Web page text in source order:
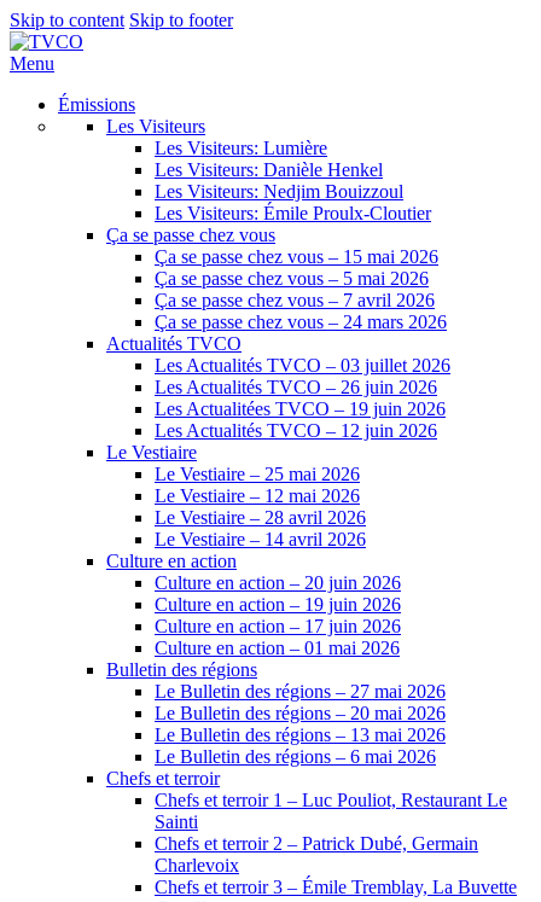
Skip to content Skip to footer
Menu
Émissions
Les Visiteurs
Les Visiteurs: Lumière
Les Visiteurs: Danièle Henkel
Les Visiteurs: Nedjim Bouizzoul
Les Visiteurs: Émile Proulx-Cloutier
Ça se passe chez vous
Ça se passe chez vous – 15 mai 2026
Ça se passe chez vous – 5 mai 2026
Ça se passe chez vous – 7 avril 2026
Ça se passe chez vous – 24 mars 2026
Actualités TVCO
Les Actualités TVCO – 03 juillet 2026
Les Actualités TVCO – 26 juin 2026
Les Actualitées TVCO – 19 juin 2026
Les Actualités TVCO – 12 juin 2026
Le Vestiaire
Le Vestiaire – 25 mai 2026
Le Vestiaire – 12 mai 2026
Le Vestiaire – 28 avril 2026
Le Vestiaire – 14 avril 2026
Culture en action
Culture en action – 20 juin 2026
Culture en action – 19 juin 2026
Culture en action – 17 juin 2026
Culture en action – 01 mai 2026
Bulletin des régions
Le Bulletin des régions – 27 mai 2026
Le Bulletin des régions – 20 mai 2026
Le Bulletin des régions – 13 mai 2026
Le Bulletin des régions – 6 mai 2026
Chefs et terroir
Chefs et terroir 1 – Luc Pouliot, Restaurant Le
Sainti
Chefs et terroir 2 – Patrick Dubé, Germain
Charlevoix
Chefs et terroir 3 – Émile Tremblay, La Buvette